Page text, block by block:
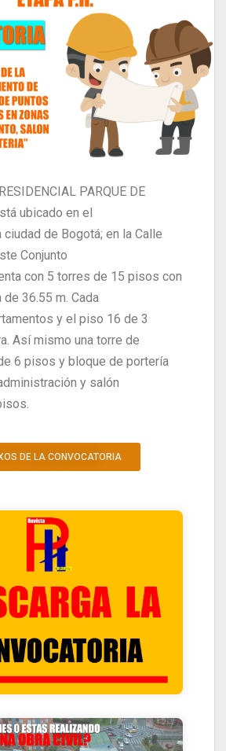
PARQUE DE
ubicado en el
de Bogotá; en la Calle
Conjunto
con 5 torres de 15 pisos con
36.55 m. Cada
y el piso 16 de 3
Así mismo una torre de
6 pisos y bloque de portería
y salón
DE LA CONVOCATORIA
CLIK ACA